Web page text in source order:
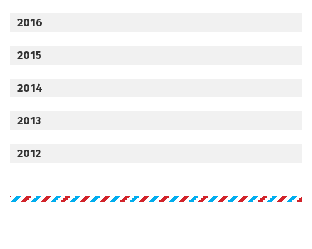
2016
2015
2014
2013
2012